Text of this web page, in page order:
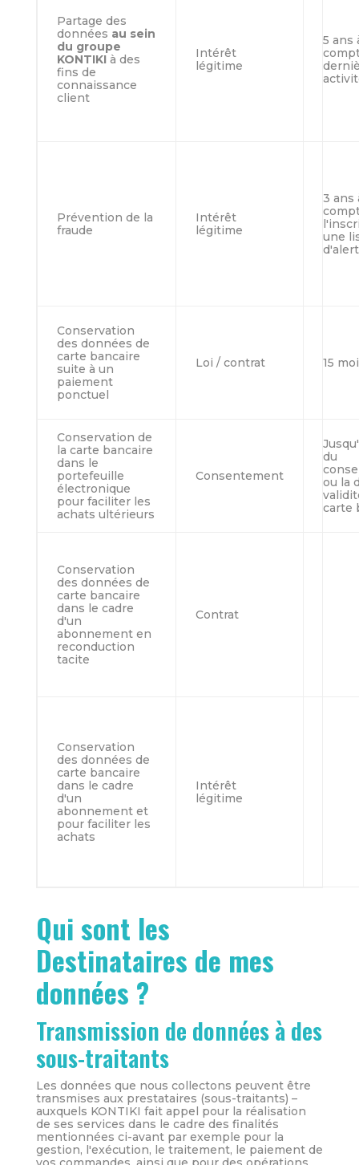
Partage des
données au sein
du groupe
KONTIKIà des
fins de
connaissance
client
Intérêt
légitime
5 ans
Prévention de la
fraude
Intérêt
légitime
3 ans
une
Conservation
des données de
carte bancaire
suite à un
paiement
ponctuel
Loi / contrat 15
Conservation de
la carte bancaire
dans le
portefeuille
électronique
pour faciliter les
achats ultérieurs
Consentement
du
ou la
carte
Conservation
des données de
carte bancaire
dans le cadre
d'un
abonnement en
reconduction
tacite
Contrat
Conservation
des données de
carte bancaire
dans le cadre
d'un
abonnement et
pour faciliter les
achats
Intérêt
légitime
Qui sont les
Destinataires de mes
données ?
Transmission de données à des
sous-traitants
Les données que nous collectons peuvent être
transmises aux prestataires (sous-traitants) –
auxquels KONTIKI fait appel pour la réalisation
de ses services dans le cadre des finalités
mentionnées ci-avant par exemple pour la
gestion, l'exécution, le traitement, le paiement de